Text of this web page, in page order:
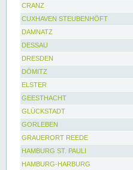
CRANZ
CUXHAVEN STEUBENHÖFT
DAMNATZ
DESSAU
DRESDEN
DÖMITZ
ELSTER
GEESTHACHT
GLÜCKSTADT
GORLEBEN
GRAUERORT REEDE
HAMBURG ST. PAULI
HAMBURG-HARBURG